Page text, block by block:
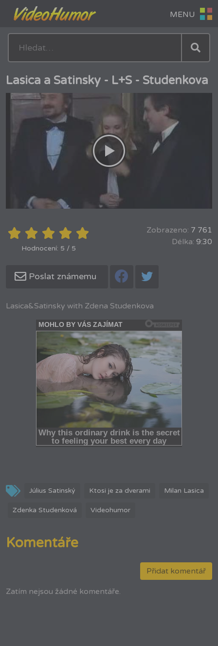
Lasica a Satinsky - L+S - Studenkova
Hodnocení: 5 / 5
Zobrazeno: 7 761
Délka: 9:30
Poslat známemu
Lasica&Satinsky with Zdena Studenkova
Július Satinský Ktosi je za dverami Milan Lasica
Zdenka Studenková Videohumor
Komentáře
Přidat komentář
Zatím nejsou žádné komentáře.